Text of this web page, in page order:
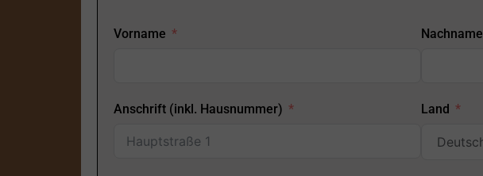
Vorname Nachname
Anschrift (inkl. Hausnummer) Land